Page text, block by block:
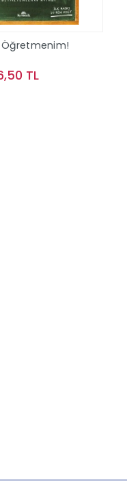
Öğretmenim!
TL